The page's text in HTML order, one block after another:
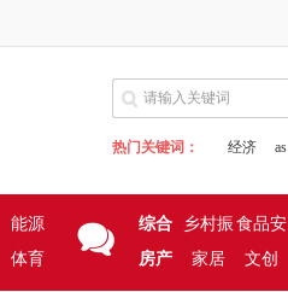
热门关键词： 经济 as
能源
体育
综合
乡村振
兴
食品安
全
房产 家居 文创